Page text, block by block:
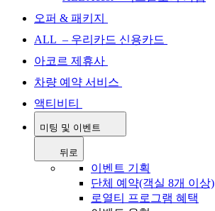
오퍼 & 패키지
ALL – 우리카드 신용카드
아코르 제휴사
차량 예약 서비스
액티비티
미팅 및 이벤트
뒤로
이벤트 기획
단체 예약(객실 8개 이상)
로열티 프로그램 혜택